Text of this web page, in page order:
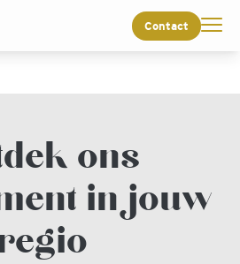
Contact
ons
in jouw